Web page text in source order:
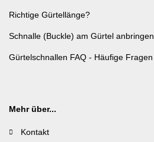
Richtige Gürtellänge?
Schnalle (Buckle) am Gürtel anbringen
Gürtelschnallen FAQ - Häufige Fragen
Mehr über...
Kontakt